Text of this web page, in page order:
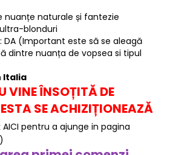
nuanțe naturale și fantezie
blonduri
DA (Important este să se aleagă
dintre nuanța de vopsea si tipul
Italia
VINE ÎNSOȚITĂ DE
SE ACHIZIȚIONEAZĂ
pentru a ajunge in pagina